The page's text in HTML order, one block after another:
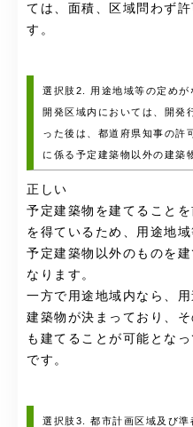
ては、面積、区域問わず
す。
選択肢2. 用途地域等の定めが
開発区域内においては、開発
った後は、都道府県知事の許
に係る予定建築物以外の建築
正しい
予定建築物を建てること
を得ているため、用途地
予定建築物以外のものを
なります。
一方で用途地域内なら、
建築物が決まっており、
も建てることが可能とな
です。
選択肢3. 都市計画区域及び準